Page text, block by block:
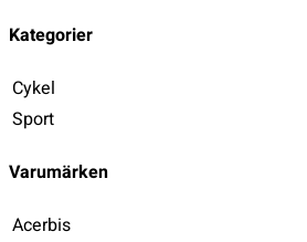
Kategorier
Cykel
Sport
Varumärken
Acerbis